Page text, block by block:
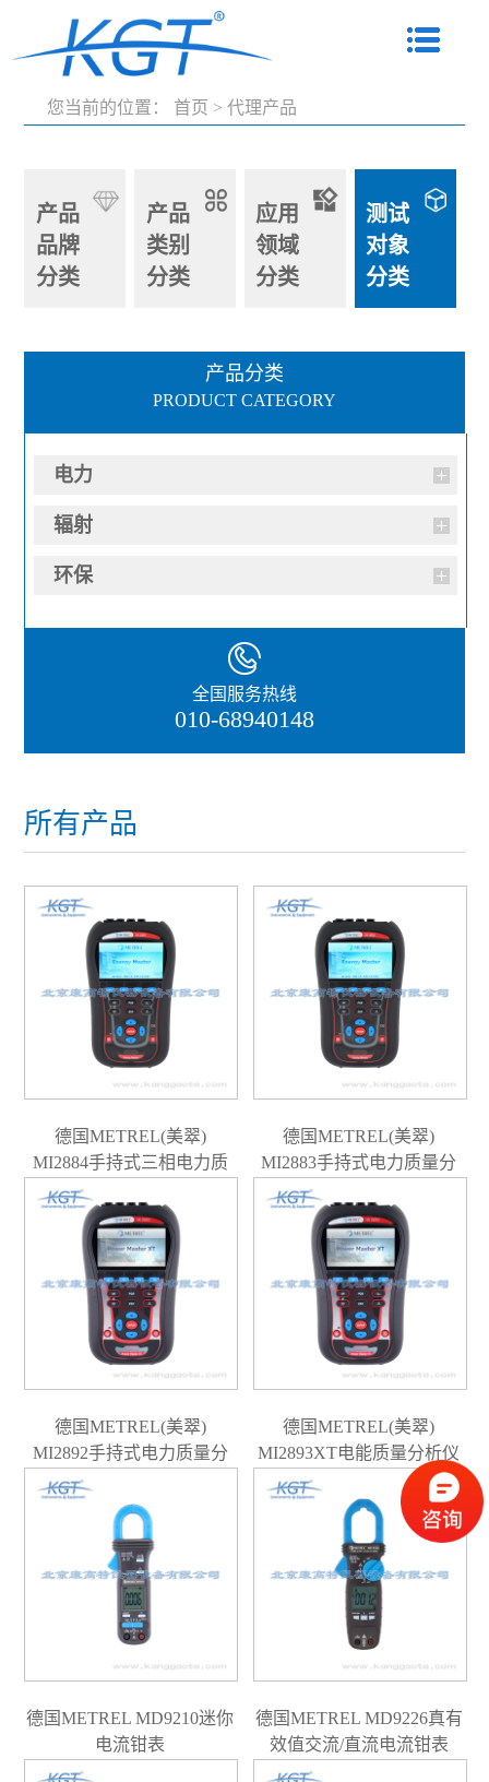
您当前的位置： 首页 > 代理产品
产品
品牌
分类
产品
类别
分类
应用
领域
分类
测试
对象
分类
产品分类
PRODUCT CATEGORY
电力
辐射
环保
全国服务热线
010-68940148
所有产品
德国METREL(美翠)
MI2884手持式三相电力质
德国METREL(美翠)
MI2883手持式电力质量分
德国METREL(美翠)
MI2892手持式电力质量分
德国METREL(美翠)
MI2893XT电能质量分析仪
德国METREL MD9210迷你
电流钳表
德国METREL MD9226真有
效值交流/直流电流钳表